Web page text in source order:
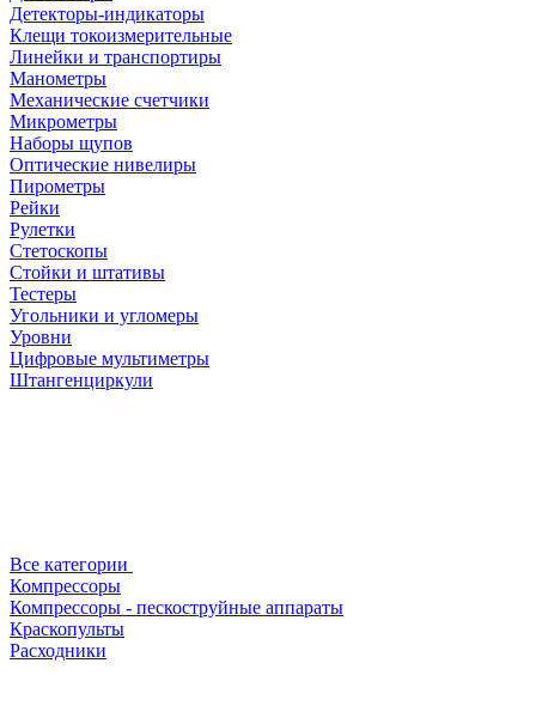
Детекторы-индикаторы
Клещи токоизмерительные
Линейки и транспортиры
Манометры
Механические счетчики
Микрометры
Наборы щупов
Оптические нивелиры
Пирометры
Рейки
Рулетки
Стетоскопы
Стойки и штативы
Тестеры
Угольники и угломеры
Уровни
Цифровые мультиметры
Штангенциркули
Все категории
Компрессоры
Компрессоры - пескоструйные аппараты
Краскопульты
Расходники